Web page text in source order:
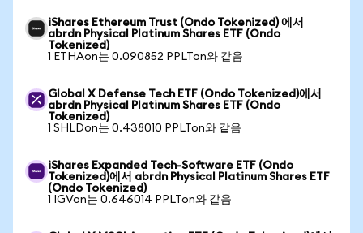
iShares Ethereum Trust (Ondo Tokenized) 에서
abrdn Physical Platinum Shares ETF (Ondo
Tokenized)
1 ETHAon는 0.090852 PPLTon와 같음
Global X Defense Tech ETF (Ondo Tokenized)에서
abrdn Physical Platinum Shares ETF (Ondo
Tokenized)
1 SHLDon는 0.438010 PPLTon와 같음
iShares Expanded Tech-Software ETF (Ondo
Tokenized)에서 abrdn Physical Platinum Shares ETF
(Ondo Tokenized)
1 IGVon는 0.646014 PPLTon와 같음